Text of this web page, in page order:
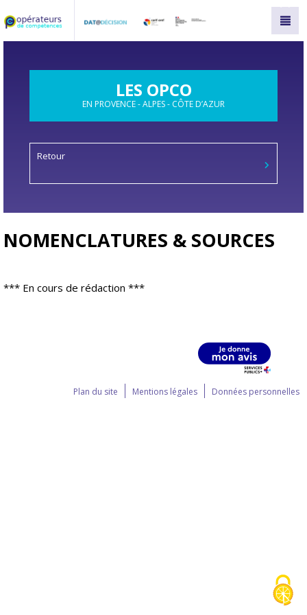
LES OPCO
EN PROVENCE - ALPES - CÔTE D’AZUR
Retour
NOMENCLATURES & SOURCES
*** En cours de rédaction ***
Plan du site Mentions légales Données personnelles